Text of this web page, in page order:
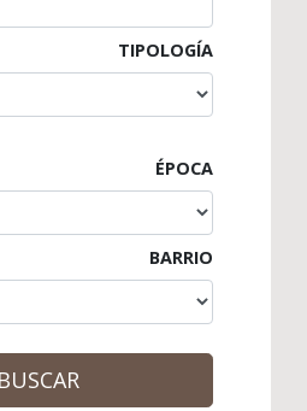
TIPOLOGÍA
ÉPOCA
BARRIO
BUSCAR